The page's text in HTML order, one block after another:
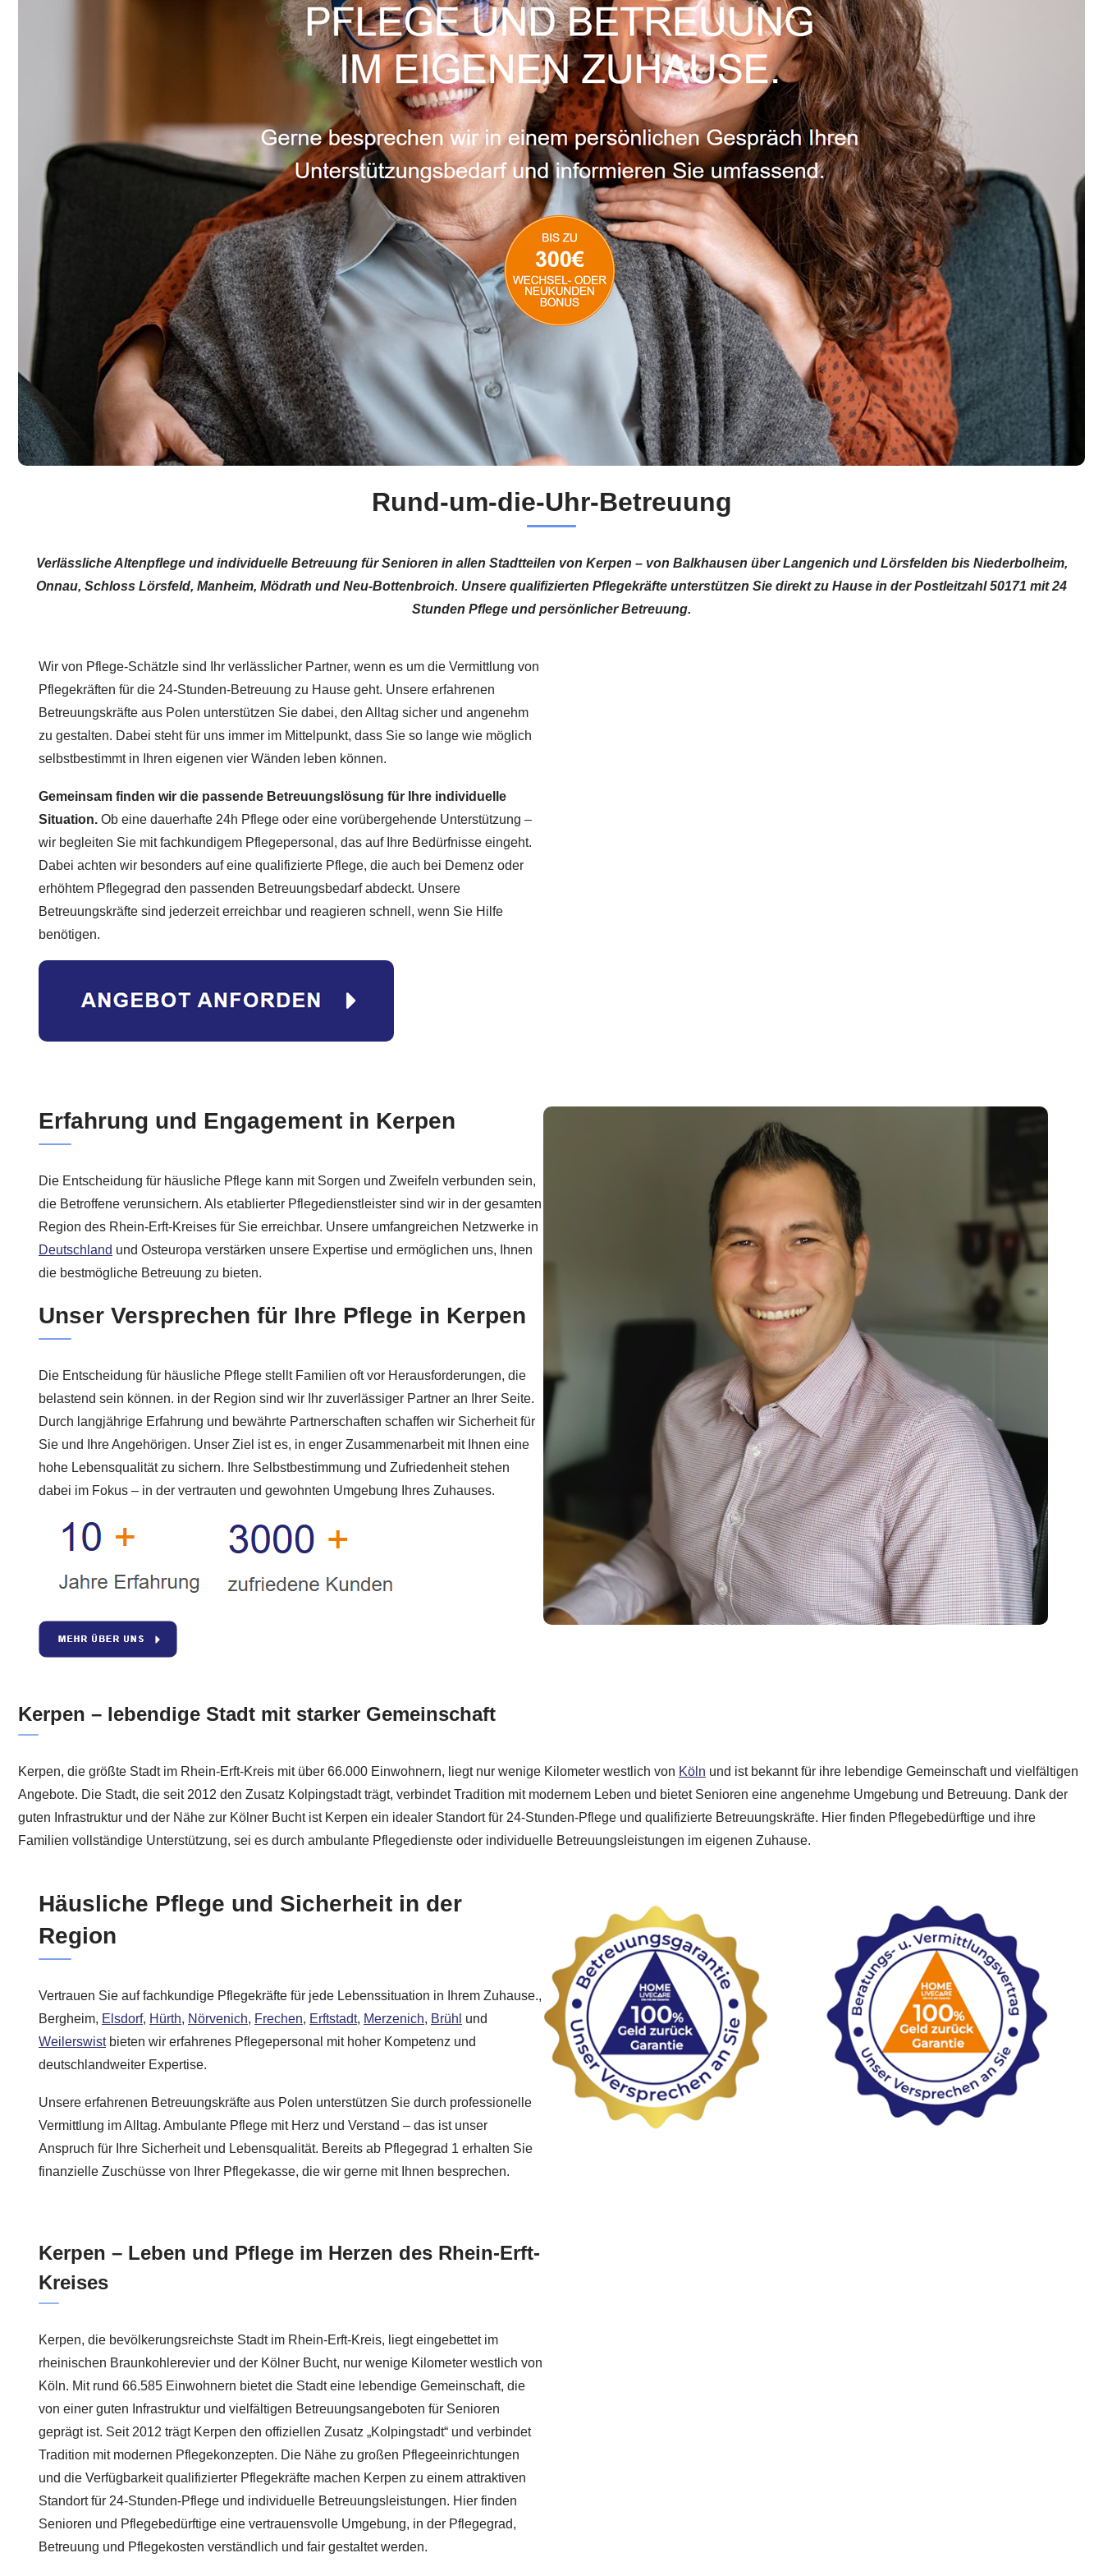
Rund-um-die-Uhr-Betreuung
Verlässliche Altenpflege und individuelle Betreuung für Senioren in allen Stadtteilen von Kerpen – von Balkhausen über Langenich und Lörsfelden bis Niederbolheim,
Onnau, Schloss Lörsfeld, Manheim, Mödrath und Neu-Bottenbroich. Unsere qualifizierten Pflegekräfte unterstützen Sie direkt zu Hause in der Postleitzahl 50171 mit 24
Stunden Pflege und persönlicher Betreuung.
Wir von Pflege-Schätzle sind Ihr verlässlicher Partner, wenn es um die Vermittlung von
Pflegekräften für die 24-Stunden-Betreuung zu Hause geht. Unsere erfahrenen
Betreuungskräfte aus Polen unterstützen Sie dabei, den Alltag sicher und angenehm
zu gestalten. Dabei steht für uns immer im Mittelpunkt, dass Sie so lange wie möglich
selbstbestimmt in Ihren eigenen vier Wänden leben können.
Gemeinsam finden wir die passende Betreuungslösung für Ihre individuelle
Situation. Ob eine dauerhafte 24h Pflege oder eine vorübergehende Unterstützung –
wir begleiten Sie mit fachkundigem Pflegepersonal, das auf Ihre Bedürfnisse eingeht.
Dabei achten wir besonders auf eine qualifizierte Pflege, die auch bei Demenz oder
erhöhtem Pflegegrad den passenden Betreuungsbedarf abdeckt. Unsere
Betreuungskräfte sind jederzeit erreichbar und reagieren schnell, wenn Sie Hilfe
benötigen.
Erfahrung und Engagement in Kerpen
Die Entscheidung für häusliche Pflege kann mit Sorgen und Zweifeln verbunden sein,
die Betroffene verunsichern. Als etablierter Pflegedienstleister sind wir in der gesamten
Region des Rhein-Erft-Kreises für Sie erreichbar. Unsere umfangreichen Netzwerke in
Deutschland und Osteuropa verstärken unsere Expertise und ermöglichen uns, Ihnen
die bestmögliche Betreuung zu bieten.
Unser Versprechen für Ihre Pflege in Kerpen
Die Entscheidung für häusliche Pflege stellt Familien oft vor Herausforderungen, die
belastend sein können. in der Region sind wir Ihr zuverlässiger Partner an Ihrer Seite.
Durch langjährige Erfahrung und bewährte Partnerschaften schaffen wir Sicherheit für
Sie und Ihre Angehörigen. Unser Ziel ist es, in enger Zusammenarbeit mit Ihnen eine
hohe Lebensqualität zu sichern. Ihre Selbstbestimmung und Zufriedenheit stehen
dabei im Fokus – in der vertrauten und gewohnten Umgebung Ihres Zuhauses.
Kerpen – lebendige Stadt mit starker Gemeinschaft
Kerpen, die größte Stadt im Rhein-Erft-Kreis mit über 66.000 Einwohnern, liegt nur wenige Kilometer westlich von Köln und ist bekannt für ihre lebendige Gemeinschaft und vielfältigen
Angebote. Die Stadt, die seit 2012 den Zusatz Kolpingstadt trägt, verbindet Tradition mit modernem Leben und bietet Senioren eine angenehme Umgebung und Betreuung. Dank der
guten Infrastruktur und der Nähe zur Kölner Bucht ist Kerpen ein idealer Standort für 24-Stunden-Pflege und qualifizierte Betreuungskräfte. Hier finden Pflegebedürftige und ihre
Familien vollständige Unterstützung, sei es durch ambulante Pflegedienste oder individuelle Betreuungsleistungen im eigenen Zuhause.
Häusliche Pflege und Sicherheit in der
Region
Vertrauen Sie auf fachkundige Pflegekräfte für jede Lebenssituation in Ihrem Zuhause.,
Bergheim, Elsdorf, Hürth, Nörvenich, Frechen, Erftstadt, Merzenich, Brühl und
Weilerswistbieten wir erfahrenes Pflegepersonal mit hoher Kompetenz und
deutschlandweiter Expertise.
Unsere erfahrenen Betreuungskräfte aus Polen unterstützen Sie durch professionelle
Vermittlung im Alltag. Ambulante Pflege mit Herz und Verstand – das ist unser
Anspruch für Ihre Sicherheit und Lebensqualität. Bereits ab Pflegegrad 1 erhalten Sie
finanzielle Zuschüsse von Ihrer Pflegekasse, die wir gerne mit Ihnen besprechen.
Kerpen – Leben und Pflege im Herzen des Rhein-Erft-
Kreises
Kerpen, die bevölkerungsreichste Stadt im Rhein-Erft-Kreis, liegt eingebettet im
rheinischen Braunkohlerevier und der Kölner Bucht, nur wenige Kilometer westlich von
Köln. Mit rund 66.585 Einwohnern bietet die Stadt eine lebendige Gemeinschaft, die
von einer guten Infrastruktur und vielfältigen Betreuungsangeboten für Senioren
geprägt ist. Seit 2012 trägt Kerpen den offiziellen Zusatz „Kolpingstadt“ und verbindet
Tradition mit modernen Pflegekonzepten. Die Nähe zu großen Pflegeeinrichtungen
und die Verfügbarkeit qualifizierter Pflegekräfte machen Kerpen zu einem attraktiven
Standort für 24-Stunden-Pflege und individuelle Betreuungsleistungen. Hier finden
Senioren und Pflegebedürftige eine vertrauensvolle Umgebung, in der Pflegegrad,
Betreuung und Pflegekosten verständlich und fair gestaltet werden.